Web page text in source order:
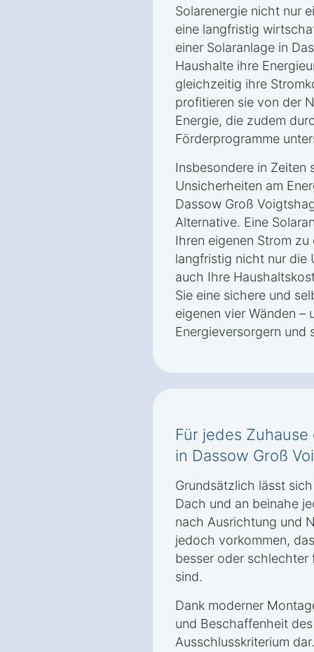
Solarenergie nicht nur
eine langfristig
einer Solaranlage in
Haushalte ihre
gleichzeitig ihre
profitieren sie von der
Energie, die zudem
Förderprogramme
Insbesondere in Zeiten
Unsicherheiten am
Dassow Groß
Alternative. Eine
Ihren eigenen Strom
langfristig nicht nur die
auch Ihre
Sie eine sichere und
eigenen vier Wänden –
Energieversorgern und
Für jedes
in Dassow Groß
Grundsätzlich lässt
Dach und an beinahe
nach Ausrichtung und
jedoch vorkommen,
besser oder schlechter
sind.
Dank moderner
und Beschaffenheit
Ausschlusskriterium